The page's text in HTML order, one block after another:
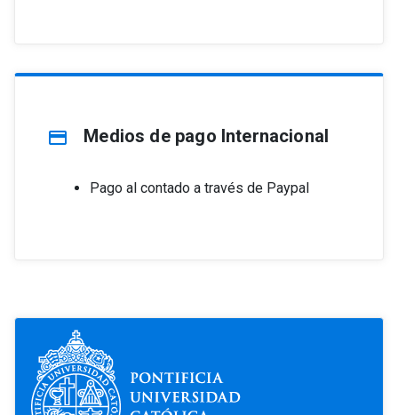
credit_card Medios de pago Internacional
Pago al contado a través de Paypal